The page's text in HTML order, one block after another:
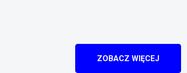
ZOBACZ WIĘCEJ